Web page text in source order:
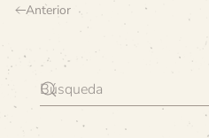
Anterior